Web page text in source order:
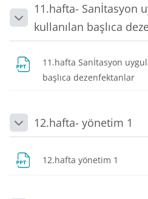
Daralt
11.hafta- Sanİtasyon
kullanılan başlıca
11.hafta Sanİtasyon
başlıca dezenfektanlar
Daralt12.hafta- yönetim 1
12.hafta yönetim 1